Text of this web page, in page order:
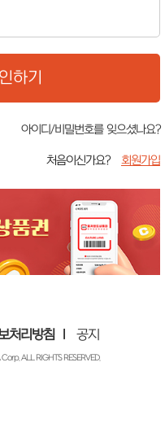
아이디/비밀번호를 잊으셨나요?
처음이신가요? 회원가입
처리방침 공지
ALL RIGHTS RESERVED.